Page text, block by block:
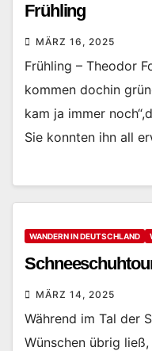
Frühling
MÄRZ 16, 2025
Frühling – Theodor
kommen dochin
kam ja immer
Sie konnten ihn all
WANDERN IN DEUTSCHLAND
MÄRZ 14, 2025
Während im Tal der
Wünschen übrig